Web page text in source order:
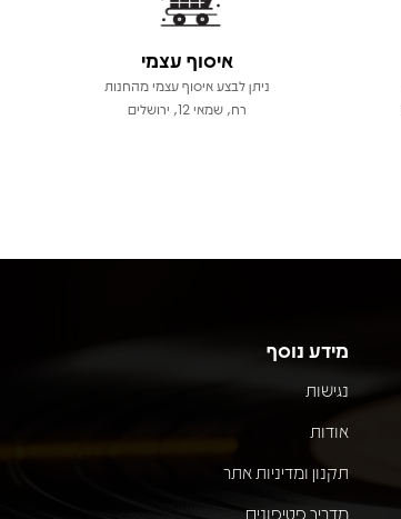
איסוף עצמי
ניתן לבצע איסוף עצמי מהחנות
רח, שמאי 12, ירושלים
מידע נוסף
נגישות
אודות
תקנון ומדיניות אתר
מדריך פטיפונים